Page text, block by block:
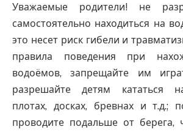
Уважаемые родители! не
самостоятельно находиться на
это несет риск гибели и
правила поведения при
водоёмов, запрещайте им
разрешайте детям кататься
плотах, досках, бревнах и т.д.;
проводите подальше от берега,